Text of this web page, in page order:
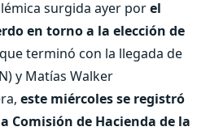
surgida ayer porel
en torno a la elección de
terminó con la llegada de
y Matías Walker
este miércoles se registró
Comisión de Hacienda de la